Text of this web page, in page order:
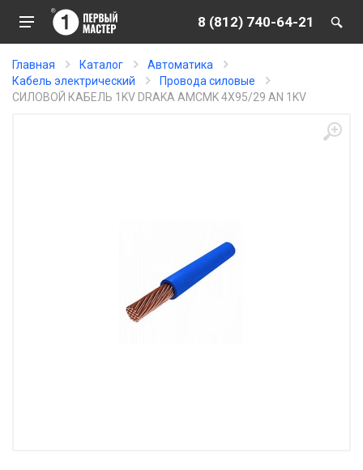
8 (812) 740-64-21
Главная Каталог
Автоматика
Кабель электрический
Провода силовые
СИЛОВОЙ КАБЕЛЬ 1KV DRAKA AMCMK 4X95/29 AN 1KV